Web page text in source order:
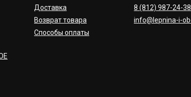
Доставка
Возврат товара
Способы оплаты
8 (812) 987-24-38
info@lepnina-i-